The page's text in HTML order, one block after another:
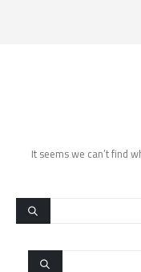
It seems we can’t find